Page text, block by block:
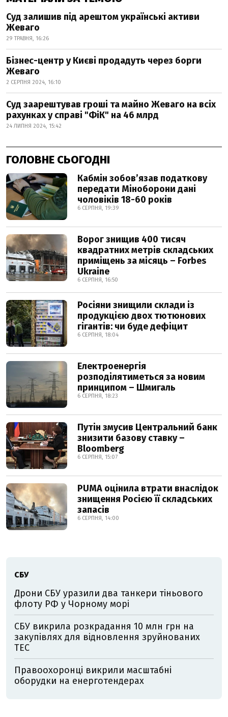
Суд залишив під арештом українські активи
Жеваго
29 ТРАВНЯ, 16:26
Бізнес-центр у Києві продадуть через борги
Жеваго
2 СЕРПНЯ 2024, 16:10
Суд заарештував гроші та майно Жеваго на всіх
рахунках у справі "ФіК" на 46 млрд
24 ЛИПНЯ 2024, 15:42
ГОЛОВНЕ СЬОГОДНІ
Кабмін зобовʼязав податкову
передати Міноборони дані
чоловіків 18-60 років
6 СЕРПНЯ, 19:39
Ворог знищив 400 тисяч
квадратних метрів складських
приміщень за місяць – Forbes
Ukraine
6 СЕРПНЯ, 16:50
Росіяни знищили склади із
продукцією двох тютюнових
гігантів: чи буде дефіцит
6 СЕРПНЯ, 18:04
Електроенергія
розподілятиметься за новим
принципом – Шмигаль
6 СЕРПНЯ, 18:23
Путін змусив Центральний банк
знизити базову ставку –
Bloomberg
6 СЕРПНЯ, 15:07
PUMA оцінила втрати внаслідок
знищення Росією її складських
запасів
6 СЕРПНЯ, 14:00
СБУ
Дрони СБУ уразили два танкери тіньового
флоту РФ у Чорному морі
СБУ викрила розкрадання 10 млн грн на
закупівлях для відновлення зруйнованих
ТЕС
Правоохоронці викрили масштабні
оборудки на енерготендерах